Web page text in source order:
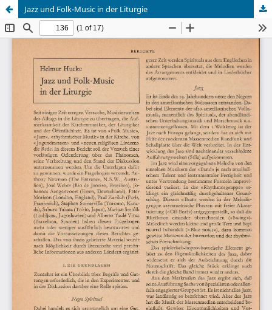
Jazz und Folk-Music in der Liturgie